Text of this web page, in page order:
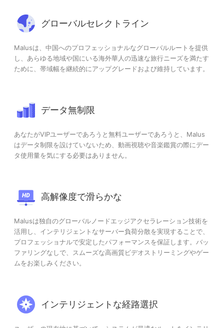
グローバルセレクトライン
Malusは、中国へのプロフェッショナルなグローバルルートを提供
し、あらゆる地域や国にいる海外華人の迅速な旅行ニーズを満たす
ために、帯域幅を継続的にアップグレードおよび維持しています。
データ無制限
あなたがVIPユーザーであろうと無料ユーザーであろうと、Malus
はデータ制限を設けていないため、動画視聴や音楽鑑賞の際にデー
タ使用量を気にする必要はありません。
高解像度で滑らかな
Malusは独自のグローバルノードエッジアクセラレーション技術を
活用し、インテリジェントなサーバー負荷分散を実現することで、
プロフェッショナルで安定したパフォーマンスを保証します。バッ
ファリングなしで、スムーズな高画質ビデオストリーミングやゲー
ムをお楽しみください。
インテリジェントな経路選択